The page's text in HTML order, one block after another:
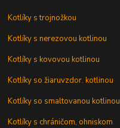
Kotlíky s trojnožkou
Kotlíky s nerezovou kotlinou
Kotlíky s kovovou kotlinou
Kotlíky so žiaruvzdor. kotlinou
Kotlíky so smaltovanou kotlinou
Kotlíky s chráničom, ohniskom